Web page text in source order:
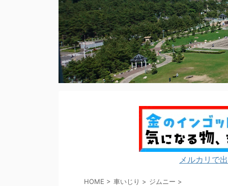
メルカリで
HOME > 車いじり > ジムニー >